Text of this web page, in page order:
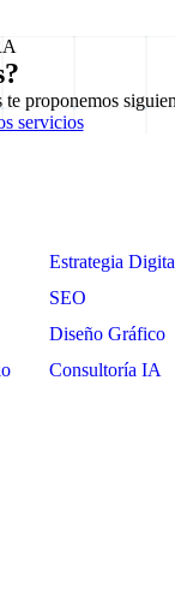
?
proponemos
servicios
Estrategia
SEO
Diseño Gráfico
Consultoría IA